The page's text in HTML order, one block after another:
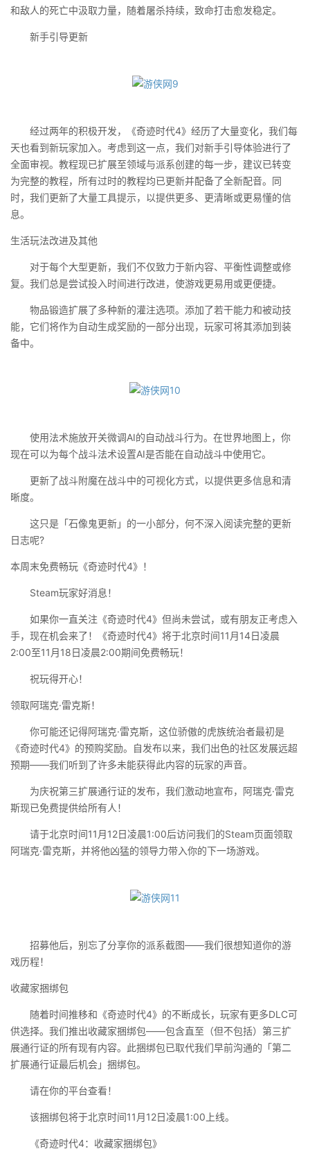
和敌人的死亡中汲取力量，随着屠杀持续，致命打击愈发稳定。
新手引导更新
经过两年的积极开发，《奇迹时代4》经历了大量变化，我们每
天也看到新玩家加入。考虑到这一点，我们对新手引导体验进行了
全面审视。教程现已扩展至领域与派系创建的每一步，建议已转变
为完整的教程，所有过时的教程均已更新并配备了全新配音。同
时，我们更新了大量工具提示，以提供更多、更清晰或更易懂的信
息。
生活玩法改进及其他
对于每个大型更新，我们不仅致力于新内容、平衡性调整或修
复。我们总是尝试投入时间进行改进，使游戏更易用或更便捷。
物品锻造扩展了多种新的灌注选项。添加了若干能力和被动技
能，它们将作为自动生成奖励的一部分出现，玩家可将其添加到装
备中。
使用法术施放开关微调AI的自动战斗行为。在世界地图上，你
现在可以为每个战斗法术设置AI是否能在自动战斗中使用它。
更新了战斗附魔在战斗中的可视化方式，以提供更多信息和清
晰度。
这只是「石像鬼更新」的一小部分，何不深入阅读完整的更新
日志呢?
本周末免费畅玩《奇迹时代4》！
Steam玩家好消息！
如果你一直关注《奇迹时代4》但尚未尝试，或有朋友正考虑入
手，现在机会来了！《奇迹时代4》将于北京时间11月14日凌晨
2:00至11月18日凌晨2:00期间免费畅玩！
祝玩得开心！
领取阿瑞克·雷克斯！
你可能还记得阿瑞克·雷克斯，这位骄傲的虎族统治者最初是
《奇迹时代4》的预购奖励。自发布以来，我们出色的社区发展远超
预期——我们听到了许多未能获得此内容的玩家的声音。
为庆祝第三扩展通行证的发布，我们激动地宣布，阿瑞克·雷克
斯现已免费提供给所有人！
请于北京时间11月12日凌晨1:00后访问我们的Steam页面领取
阿瑞克·雷克斯，并将他凶猛的领导力带入你的下一场游戏。
招募他后，别忘了分享你的派系截图——我们很想知道你的游
戏历程！
收藏家捆绑包
随着时间推移和《奇迹时代4》的不断成长，玩家有更多DLC可
供选择。我们推出收藏家捆绑包——包含直至（但不包括）第三扩
展通行证的所有现有内容。此捆绑包已取代我们早前沟通的「第二
扩展通行证最后机会」捆绑包。
请在你的平台查看！
该捆绑包将于北京时间11月12日凌晨1:00上线。
《奇迹时代4：收藏家捆绑包》